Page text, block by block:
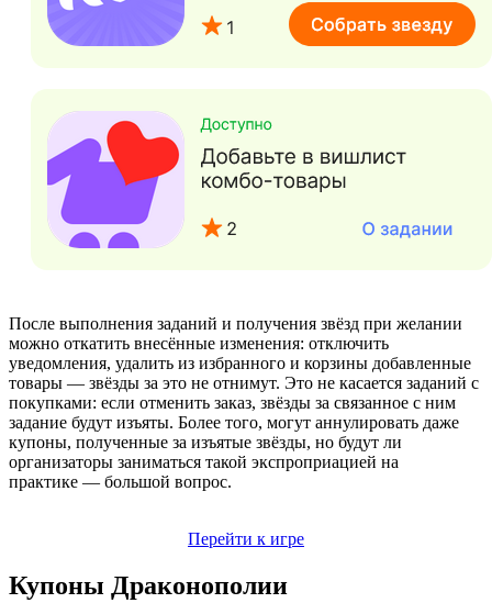
После выполнения заданий и получения звёзд при желании
можно откатить внесённые изменения: отключить
уведомления, удалить из избранного и корзины добавленные
товары — звёзды за это не отнимут. Это не касается заданий с
покупками: если отменить заказ, звёзды за связанное с ним
задание будут изъяты. Более того, могут аннулировать даже
купоны, полученные за изъятые звёзды, но будут ли
организаторы заниматься такой экспроприацией на
практике — большой вопрос.
Перейти к игре
Купоны Драконополии